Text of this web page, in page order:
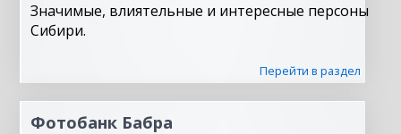
Значимые, влиятельные и интересные персоны
Сибири.
Перейти в раздел
Фотобанк Бабра